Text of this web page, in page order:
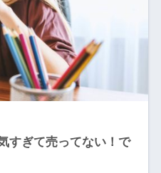
すぎて売ってない！で